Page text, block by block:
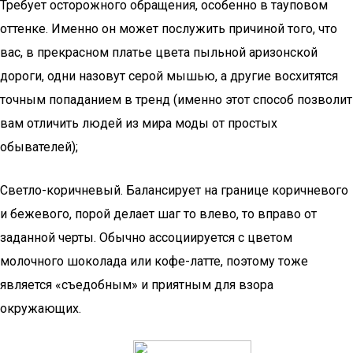
Требует осторожного обращения, особенно в тауповом
оттенке. Именно он может послужить причиной того, что
вас, в прекрасном платье цвета пыльной аризонской
дороги, одни назовут серой мышью, а другие восхитятся
точным попаданием в тренд (именно этот способ позволит
вам отличить людей из мира моды от простых
обывателей);
Светло-коричневый. Балансирует на границе коричневого
и бежевого, порой делает шаг то влево, то вправо от
заданной черты. Обычно ассоциируется с цветом
молочного шоколада или кофе-латте, поэтому тоже
является «съедобным» и приятным для взора
окружающих.